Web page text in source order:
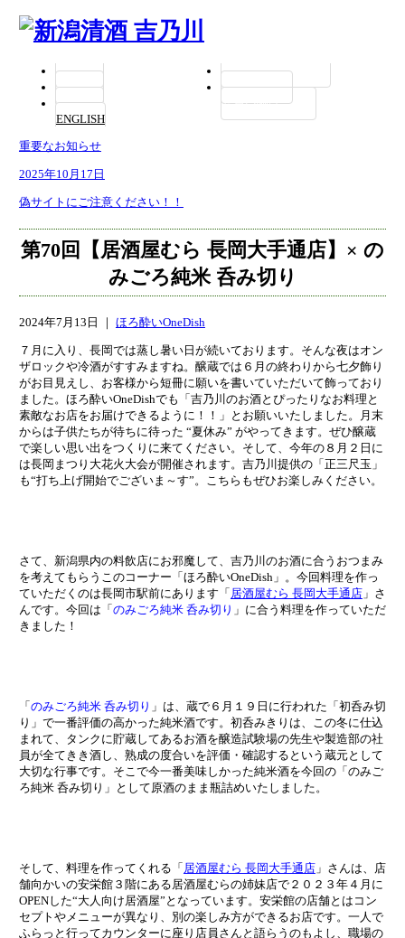
商品紹介
酒ミュージアム 醸蔵
会社概要
お問い合わせ
採用情報
お買い物はこちら
ENGLISH
重要なお知らせ
2025年10月17日
偽サイトにご注意ください！！
第70回【居酒屋むら 長岡大手通店】× の
みごろ純米 呑み切り
2024年7月13日 ｜ ほろ酔いOneDish
７月に入り、長岡では蒸し暑い日が続いております。そんな夜はオン
ザロックや冷酒がすすみますね。醸蔵では６月の終わりから七夕飾り
がお目見えし、お客様から短冊に願いを書いていただいて飾っており
ました。ほろ酔いOneDishでも「吉乃川のお酒とぴったりなお料理と
素敵なお店をお届けできるように！！」とお願いいたしました。月末
からは子供たちが待ちに待った “夏休み” がやってきます。ぜひ醸蔵
で楽しい思い出をつくりに来てください。そして、今年の８月２日に
は長岡まつり大花火大会が開催されます。吉乃川提供の「正三尺玉」
も“打ち上げ開始でございま～す”。こちらもぜひお楽しみください。
さて、新潟県内の料飲店にお邪魔して、吉乃川のお酒に合うおつまみ
を考えてもらうこのコーナー「ほろ酔いOneDish」。今回料理を作っ
ていただくのは長岡市駅前にあります「 居酒屋むら 長岡大手通店」さ
んです。今回は「 のみごろ純米 呑み切り 」に合う料理を作っていただ
きました！
「 のみごろ純米 呑み切り 」は、蔵で６月１９日に行われた「初呑み切
り」で一番評価の高かった純米酒です。初呑みきりは、この冬に仕込
まれて、タンクに貯蔵してあるお酒を醸造試験場の先生や製造部の社
員が全てきき酒し、熟成の度合いを評価・確認するという蔵元として
大切な行事です。そこで今一番美味しかった純米酒を今回の「のみご
ろ純米 呑み切り」として原酒のまま瓶詰めいたしました。
そして、料理を作ってくれる「 居酒屋むら 長岡大手通店」さんは、店
舗向かいの安栄館３階にある居酒屋むらの姉妹店で２０２３年４月に
OPENした“大人向け居酒屋”となっています。安栄館の店舗とはコン
セプトやメニューが異なり、別の楽しみ方ができるお店です。一人で
ふらっと行ってカウンターに座り店員さんと語らうのもよし、職場の